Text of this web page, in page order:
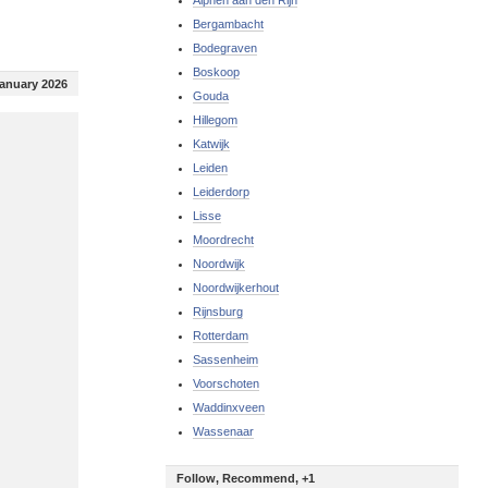
2026
Bergambacht
Bodegraven
Boskoop
Gouda
Hillegom
Katwijk
Leiden
Leiderdorp
Lisse
Moordrecht
Noordwijk
Noordwijkerhout
Rijnsburg
Rotterdam
Sassenheim
Voorschoten
Waddinxveen
Wassenaar
Follow, Recommend, +1